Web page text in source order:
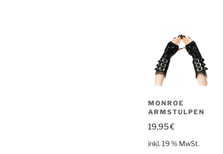
MONROE
ARMSTULPEN
19,95€
inkl. 19 % MwSt.